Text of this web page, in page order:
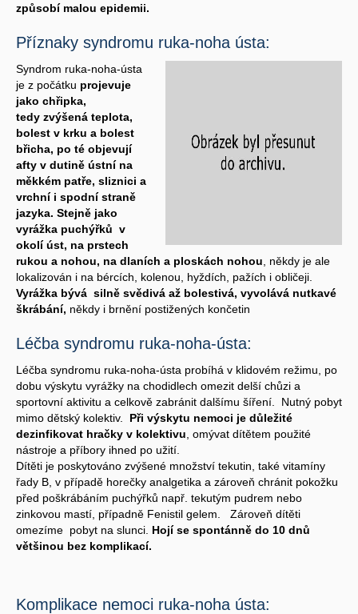
způsobí malou epidemii.
Příznaky syndromu ruka-noha ústa:
Syndrom ruka-noha-ústa
je z počátku projevuje
jako chřipka,
tedy zvýšená teplota,
bolest v krku a bolest
břicha, po té objevují
afty v dutině ústní na
měkkém patře, sliznici a
vrchní i spodní straně
jazyka. Stejně jako
vyrážka puchýřků v
okolí úst, na prstech
rukou a nohou, na dlaních a ploskách nohou , někdy je ale
lokalizován i na bércích, kolenou, hyždích, pažích i obličeji.
Vyrážka bývá silně svědivá až bolestivá, vyvolává nutkavé
škrábání, někdy i brnění postižených končetin
Léčba syndromu ruka-noha-ústa:
Léčba syndromu ruka-noha-ústa probíhá v klidovém režimu, po
dobu výskytu vyrážky na chodidlech omezit delší chůzi a
sportovní aktivitu a celkově zabránit dalšímu šíření. Nutný pobyt
mimo dětský kolektiv. Při výskytu nemoci je důležité
dezinfikovat hračky v kolektivu , omývat dítětem použité
nástroje a příbory ihned po užití.
Dítěti je poskytováno zvýšené množství tekutin, také vitamíny
řady B, v případě horečky analgetika a zároveň chránit pokožku
před poškrábáním puchýřků např. tekutým pudrem nebo
zinkovou mastí, případně Fenistil gelem. Zároveň dítěti
omezíme pobyt na slunci. Hojí se spontánně do 10 dnů
většinou bez komplikací.
Komplikace nemoci ruka-noha ústa: